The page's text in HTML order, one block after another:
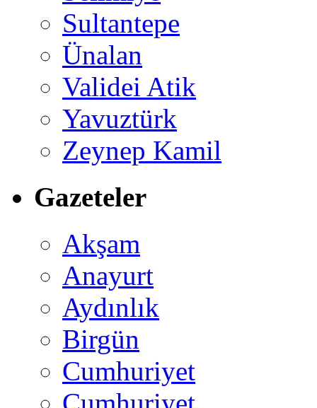
Sultantepe
Ünalan
Validei Atik
Yavuztürk
Zeynep Kamil
Gazeteler
Akşam
Anayurt
Aydınlık
Birgün
Cumhuriyet